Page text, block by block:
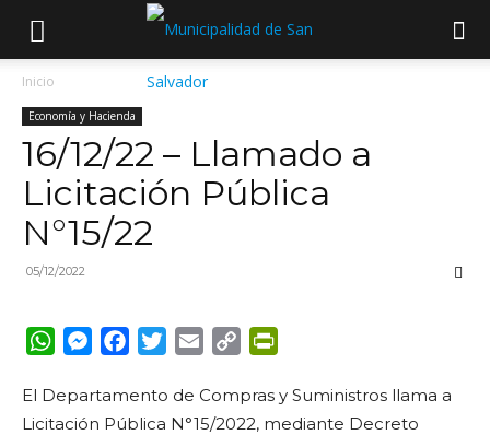
Inicio
Economía y Hacienda
16/12/22 – Llamado a
Licitación Pública
N°15/22
05/12/2022
WhatsApp
Messenger
FacebookTwitterEmail Copy
El Departamento de Compras y Suministros llama a
Licitación Pública N°15/2022, mediante Decreto